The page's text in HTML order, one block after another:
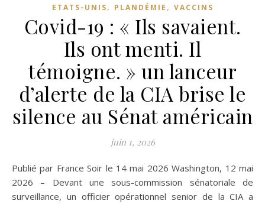
ETATS-UNIS, PLANDÉMIE , VACCINS
Covid-19 : « Ils savaient.
Ils ont menti. Il
témoigne. » un lanceur
d’alerte de la CIA brise le
silence au Sénat américain
juin 1, 2026
Publié par France Soir le 14 mai 2026 Washington, 12 mai
2026 – Devant une sous-commission sénatoriale de
surveillance, un officier opérationnel senior de la CIA a